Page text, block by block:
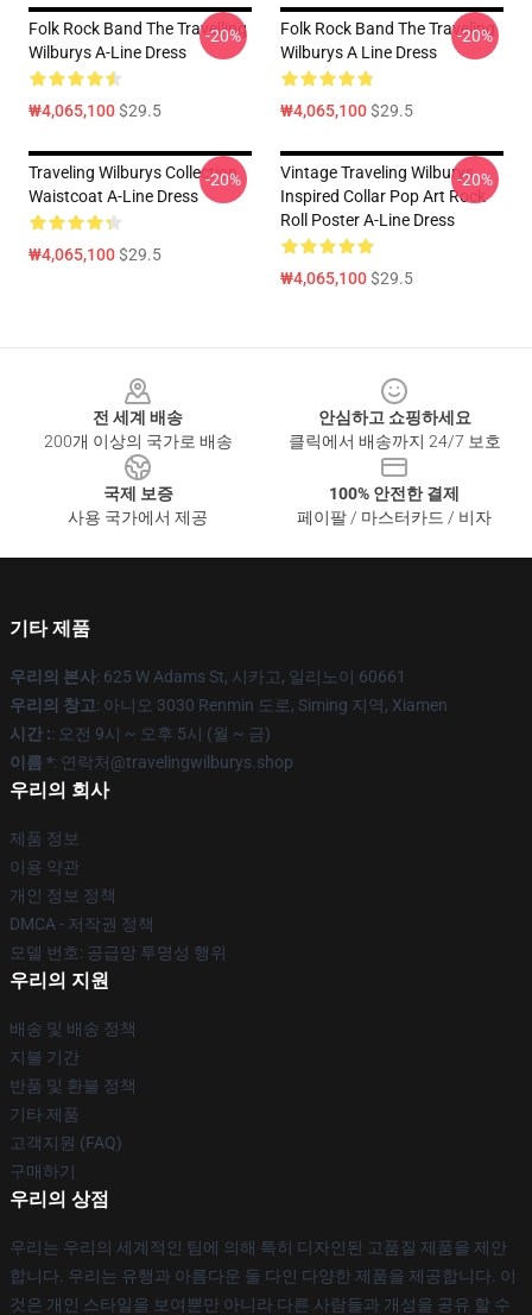
Folk Rock Band The Travelling
Wilburys A-Line Dress
₩4,065,100$29.5
-20%
Folk Rock Band The Traveling
Wilburys A Line Dress
₩4,065,100$29.5
-20%
Traveling Wilburys Collection
Waistcoat A-Line Dress
₩4,065,100$29.5
-20%
Vintage Traveling Wilburys
Inspired Collar Pop Art Rock
Roll Poster A-Line Dress
₩4,065,100$29.5
-20%
전 세계 배송
200개 이상의 국가로 배송
안심하고 쇼핑하세요
클릭에서 배송까지 24/7 보호
국제 보증
사용 국가에서 제공
100% 안전한 결제
페이팔 / 마스터카드 / 비자
기타 제품
우리의 본사: 625 W Adams St, 시카고, 일리노이 60661
우리의 창고: 아니오 3030 Renmin 도로, Siming 지역, Xiamen
시간 :: 오전 9시 ~ 오후 5시 (월 ~ 금)
이름 *: 연락처@travelingwilburys.shop
우리의 회사
제품 정보
이용 약관
개인 정보 정책
DMCA - 저작권 정책
모델 번호: 공급망 투명성 행위
우리의 지원
배송 및 배송 정책
지불 기간
반품 및 환불 정책
기타 제품
고객지원 (FAQ)
구매하기
우리의 상점
우리는 우리의 세계적인 팀에 의해 특히 디자인된 고품질 제품을 제안
합니다. 우리는 유행과 아름다운 둘 다인 다양한 제품을 제공합니다. 이
것은 개인 스타일을 보여뿐만 아니라 다른 사람들과 개성을 공유 할 수